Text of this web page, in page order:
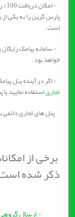
-
پارس گرین را به یکی از
است.
خواهد بود.
- اگر در آینده پنل
تجاریاستفاده نمایید یا
پنل های تجاری دائمی
برخی از
ذکر شده است :